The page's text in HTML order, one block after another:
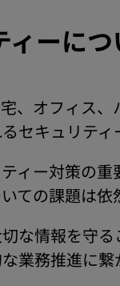
ーにつ
、オフィス
キュリティ
ィー対策の
の課題は依
な情報を守
業務推進に繋